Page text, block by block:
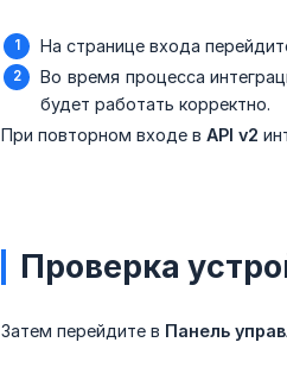
На странице входа
Во время процесса
будет работать корректно.
При повторном входе в API v2
Проверка
Затем перейдите в Панель